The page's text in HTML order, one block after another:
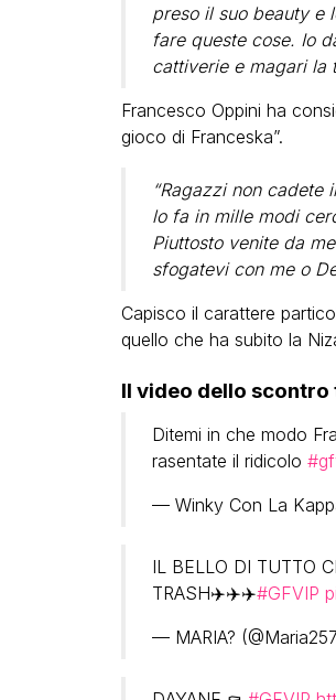
preso il suo beauty e
fare queste cose. Io
cattiverie e magari la
Francesco Oppini ha
gioco di Franceska”.
“Ragazzi non
lo fa in mille modi
Piuttosto venite da
sfogatevi con me o
Capisco il carattere
quello che ha subito la
Il video dello scontro
Ditemi in che modo
rasentate il ridicolo
— Winky Con La
IL BELLO DI TUTTO
TRASH✈️✈️✈️#GFVIP
— MARIA?️